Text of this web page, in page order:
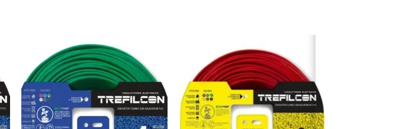
Add to
wishlist
Add to
wishlist